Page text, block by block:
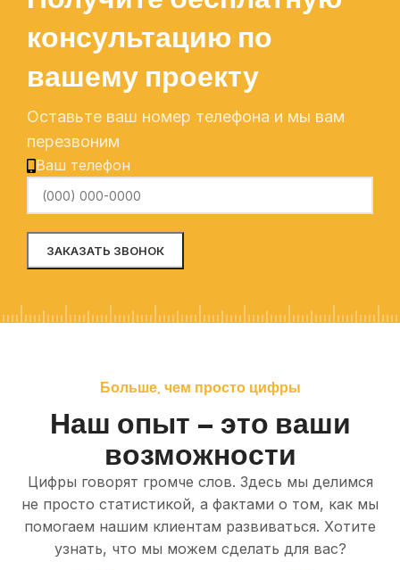
консультацию по
вашему проекту
Оставьте ваш номер телефона и мы вам
перезвоним
Ваш телефон
Больше, чем просто цифры
Наш опыт – это ваши
возможности
Цифры говорят громче слов. Здесь мы делимся
не просто статистикой, а фактами о том, как мы
помогаем нашим клиентам развиваться. Хотите
узнать, что мы можем сделать для вас?